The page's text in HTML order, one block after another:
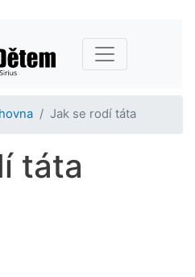
hlavnímu
obsahu
Jak se rodí táta
táta